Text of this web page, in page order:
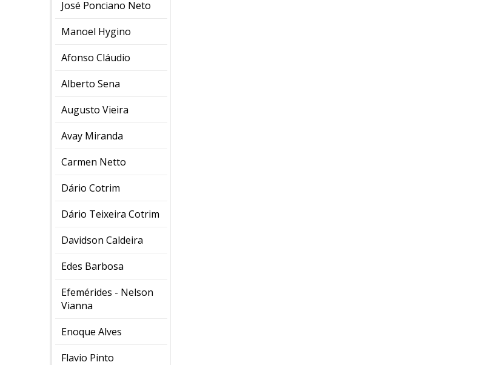
José Ponciano Neto
Manoel Hygino
Afonso Cláudio
Alberto Sena
Augusto Vieira
Avay Miranda
Carmen Netto
Dário Cotrim
Dário Teixeira Cotrim
Davidson Caldeira
Edes Barbosa
Efemérides - Nelson
Vianna
Enoque Alves
Flavio Pinto